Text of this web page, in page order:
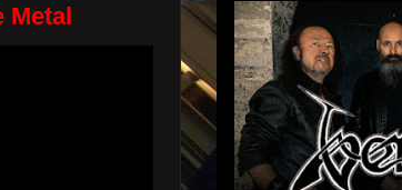
Metal